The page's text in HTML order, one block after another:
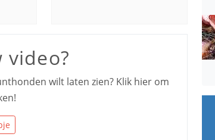
video?
wilt laten zien? Klik hier om